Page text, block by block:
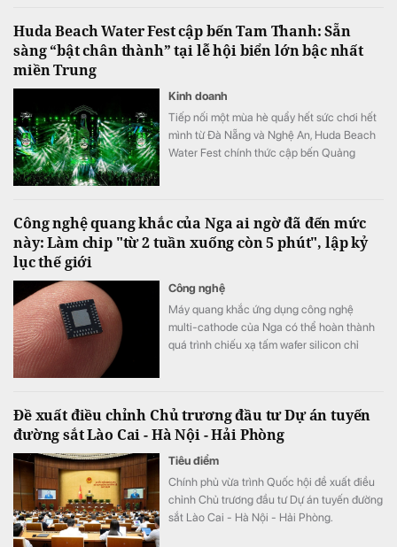
vùng.
Huda Beach Water Fest cập bến Tam Thanh: Sẵn
sàng “bật chân thành” tại lễ hội biển lớn bậc nhất
miền Trung
Kinh doanh
Tiếp nối một mùa hè quẩy hết sức chơi hết
mình từ Đà Nẵng và Nghệ An, Huda Beach
Water Fest chính thức cập bến Quảng
Công nghệ quang khắc của Nga ai ngờ đã đến mức
này: Làm chip "từ 2 tuần xuống còn 5 phút", lập kỷ
lục thế giới
Công nghệ
Máy quang khắc ứng dụng công nghệ
multi-cathode của Nga có thể hoàn thành
quá trình chiếu xạ tấm wafer silicon chỉ
Đề xuất điều chỉnh Chủ trương đầu tư Dự án tuyến
đường sắt Lào Cai - Hà Nội - Hải Phòng
Tiêu điểm
Chính phủ vừa trình Quốc hội đề xuất điều
chỉnh Chủ trương đầu tư Dự án tuyến đường
sắt Lào Cai - Hà Nội - Hải Phòng.